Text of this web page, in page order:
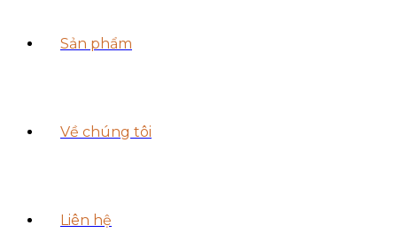
Sản phẩm
Về chúng tôi
Liên hệ